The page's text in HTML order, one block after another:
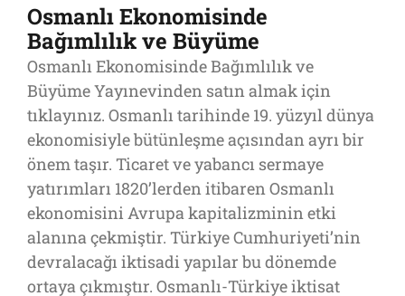
Osmanlı Ekonomisinde
Bağımlılık ve Büyüme
Osmanlı Ekonomisinde Bağımlılık ve
Büyüme Yayınevinden satın almak için
tıklayınız. Osmanlı tarihinde 19. yüzyıl dünya
ekonomisiyle bütünleşme açısından ayrı bir
önem taşır. Ticaret ve yabancı sermaye
yatırımları 1820’lerden itibaren Osmanlı
ekonomisini Avrupa kapitalizminin etki
alanına çekmiştir. Türkiye Cumhuriyeti’nin
devralacağı iktisadi yapılar bu dönemde
ortaya çıkmıştır. Osmanlı-Türkiye iktisat